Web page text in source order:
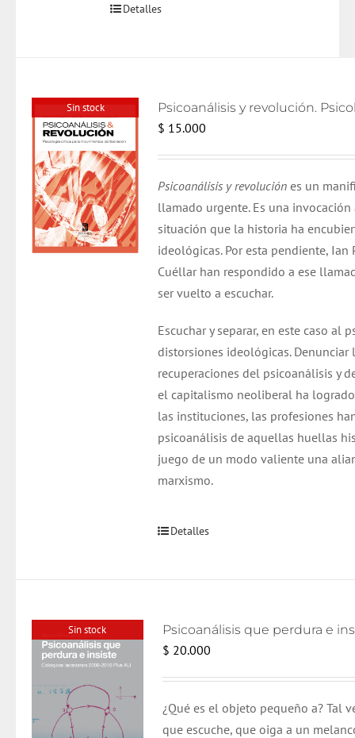
Detalles
Sin stock
$ 15.000
Psicoanálisis y revolución es un
llamado urgente. Es una
situación que la historia ha
ideológicas. Por esta pendiente, Ian
Cuéllar han respondido a ese
ser vuelto a escuchar.
Escuchar y separar, en este caso al
distorsiones ideológicas. Denunciar
recuperaciones del psicoanálisis y
el capitalismo neoliberal ha logrado
las instituciones, las profesiones
psicoanálisis de aquellas huellas
juego de un modo valiente una
marxismo.
Detalles
Sin stock
$ 20.000
¿Qué es el objeto pequeño a? Tal
que escuche, que oiga a un